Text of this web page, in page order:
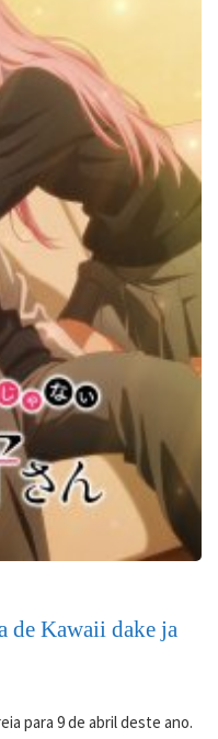
de Kawaii dake ja
para 9 de abril deste ano.